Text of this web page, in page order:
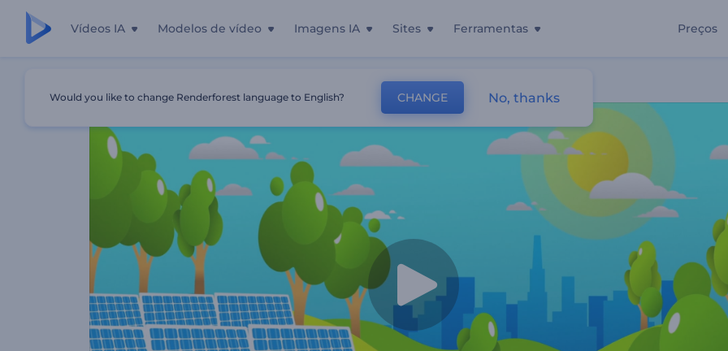
Vídeos IA Modelos de vídeo Imagens IA Sites Ferramentas Preços
Promoção De Empresa De Energia Renovável
Would you like to change Renderforest language to English? CHANGE No, thanks